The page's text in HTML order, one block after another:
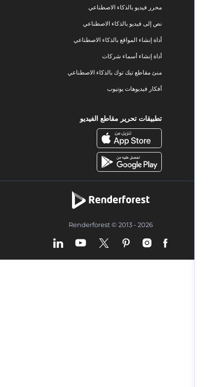
محرر فيديو بالذكاء الاصطناعي
نص إلى فيديو بالذكاء الاصطناعي
أداة إنشاء المواقع بالذكاء الاصطناعي
أداة إنشاء أسماء شركات
منئ مقاطع تيك توك بالذكاء الاصطناعي
أفكار فيديوهات يوتيوب
تطبيقات تحرير مقاطع الفيديو
Renderforest © 2013 - 2026